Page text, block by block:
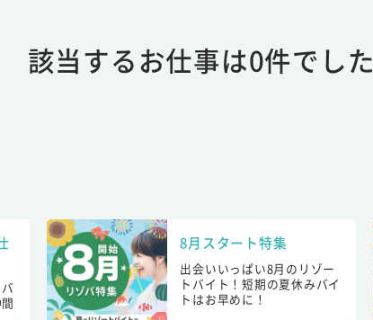
該当するお仕事は0件でした
8月スタート特集
出会いいっぱい8月のリゾー
トバイト！短期の夏休みバイ
トはお早めに！